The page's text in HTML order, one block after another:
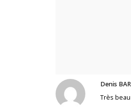
Denis
Très beau